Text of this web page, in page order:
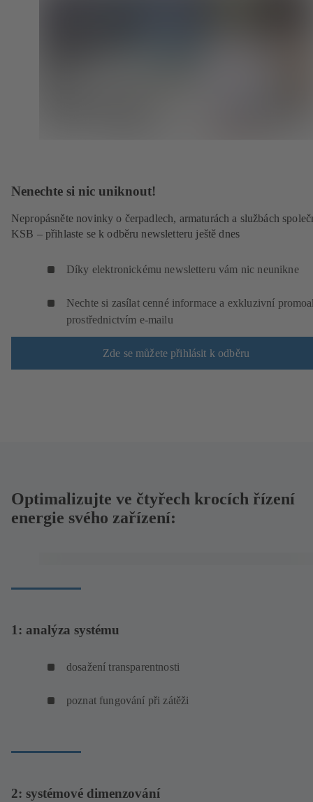
Nenechte si nic uniknout!
Nepropásněte novinky o čerpadlech, armaturách a službách
KSB – přihlaste se k odběru newsletteru ještě dnes
Díky elektronickému newsletteru vám nic neunikne
Nechte si zasílat cenné informace a exkluzivní
prostřednictvím e-mailu
Zde se můžete přihlásit k odběru
Optimalizujte ve čtyřech krocích řízení
energie svého zařízení:
1: analýza systému
dosažení transparentnosti
poznat fungování při zátěži
2: systémové dimenzování